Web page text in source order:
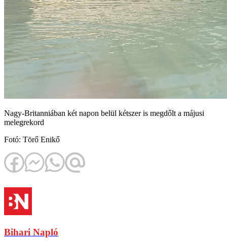
Nagy-Britanniában két napon belül kétszer is megdőlt a májusi
melegrekord
Fotó: Törő Enikő
Bihari Napló